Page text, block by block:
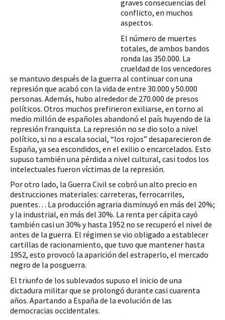
graves consecuencias del
conflicto, en muchos
aspectos.
El número de muertes
totales, de ambos bandos
ronda las 350.000. La
crueldad de los vencedores
se mantuvo después de la guerra al continuar con una
represión que acabó con la vida de entre 30.000 y 50.000
personas. Además, hubo alrededor de 270.000 de presos
políticos. Otros muchos prefirieron exiliarse, en torno al
medio millón de españoles abandonó el país huyendo de la
represión franquista. La represión no se dio solo a nivel
político, si no a escala social, “los rojos” desaparecieron de
España, ya sea escondidos, en el exilio o encarcelados. Esto
supuso también una pérdida a nivel cultural, casi todos los
intelectuales fueron víctimas de la represión.
Por otro lado, la Guerra Civil se cobró un alto precio en
destrucciones materiales: carreteras, ferrocarriles,
puentes… La producción agraria disminuyó en más del 20%;
y la industrial, en más del 30%. La renta per cápita cayó
también casi un 30% y hasta 1952 no se recuperó el nivel de
antes de la guerra. El régimen se vio obligado a establecer
cartillas de racionamiento, que tuvo que mantener hasta
1952, esto provocó la aparición del estraperlo, el mercado
negro de la posguerra.
El triunfo de los sublevados supuso el inicio de una
dictadura militar que se prolongó durante casi cuarenta
años. Apartando a España de la evolución de las
democracias occidentales.